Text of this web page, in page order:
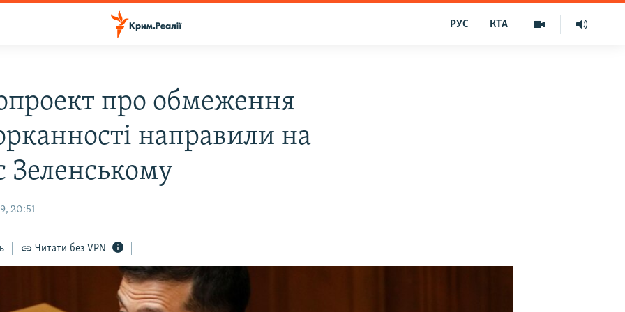
КТА
РУС
про обмеження
направили на
Зеленському
20:51
Читати без VPN